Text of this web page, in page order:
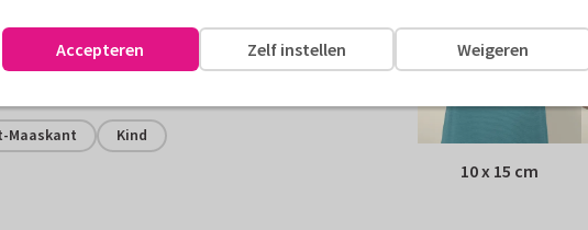
te passen
Maaskant Kind
10 x 15 cm
Weigeren
Zelf instellen
Accepteren